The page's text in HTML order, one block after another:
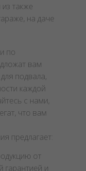
также
на даче
по
вам
подвала,
каждой
с нами,
что вам
предлагает:
от
гарантией и